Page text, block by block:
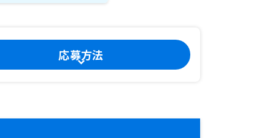
応募方法